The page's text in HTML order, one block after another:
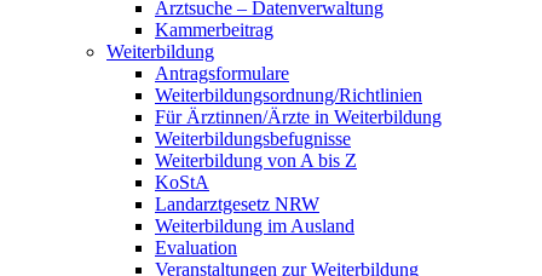
Arztsuche – Datenverwaltung
Kammerbeitrag
Weiterbildung
Antragsformulare
Weiterbildungsordnung/Richtlinien
Für Ärztinnen/Ärzte in Weiterbildung
Weiterbildungsbefugnisse
Weiterbildung von A bis Z
KoStA
Landarztgesetz NRW
Weiterbildung im Ausland
Evaluation
Veranstaltungen zur Weiterbildung